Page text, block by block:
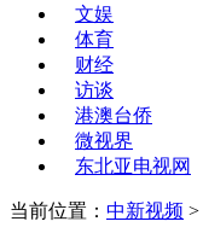
文娱
体育
财经
访谈
港澳台侨
微视界
东北亚电视网
当前位置： 中新视频 >